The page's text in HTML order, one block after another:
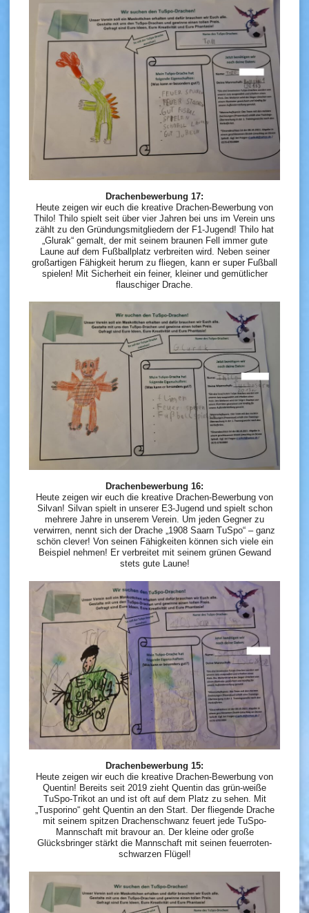
Drachenbewerbung 17:
Heute zeigen wir euch die kreative Drachen-Bewerbung von
Thilo! Thilo spielt seit über vier Jahren bei uns im Verein uns
zählt zu den Gründungsmitgliedern der F1-Jugend! Thilo hat
„Glurak“ gemalt, der mit seinem braunen Fell immer gute
Laune auf dem Fußballplatz verbreiten wird. Neben seiner
großartigen Fähigkeit herum zu fliegen, kann er super Fußball
spielen! Mit Sicherheit ein feiner, kleiner und gemütlicher
flauschiger Drache.
Drachenbewerbung 16:
Heute zeigen wir euch die kreative Drachen-Bewerbung von
Silvan! Silvan spielt in unserer E3-Jugend und spielt schon
mehrere Jahre in unserem Verein. Um jeden Gegner zu
verwirren, nennt sich der Drache „1908 Saarn TuSpo“ – ganz
schön clever! Von seinen Fähigkeiten können sich viele ein
Beispiel nehmen! Er verbreitet mit seinem grünen Gewand
stets gute Laune!
Drachenbewerbung 15:
Heute zeigen wir euch die kreative Drachen-Bewerbung von
Quentin! Bereits seit 2019 zieht Quentin das grün-weiße
TuSpo-Trikot an und ist oft auf dem Platz zu sehen. Mit
„Tusporino“ geht Quentin an den Start. Der fliegende Drache
mit seinem spitzen Drachenschwanz feuert jede TuSpo-
Mannschaft mit bravour an. Der kleine oder große
Glücksbringer stärkt die Mannschaft mit seinen feuerroten-
schwarzen Flügel!